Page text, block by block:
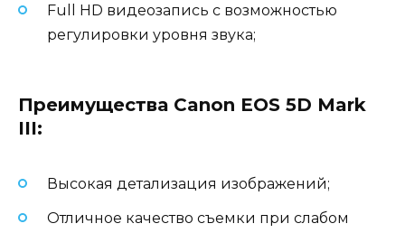
Full HD видеозапись с возможностью
регулировки уровня звука;
Преимущества Canon EOS 5D Mark
III:
Высокая детализация изображений;
Отличное качество съемки при слабом